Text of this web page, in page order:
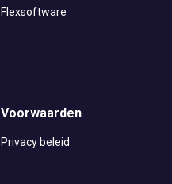
Flexsoftware
Voorwaarden
Privacy beleid